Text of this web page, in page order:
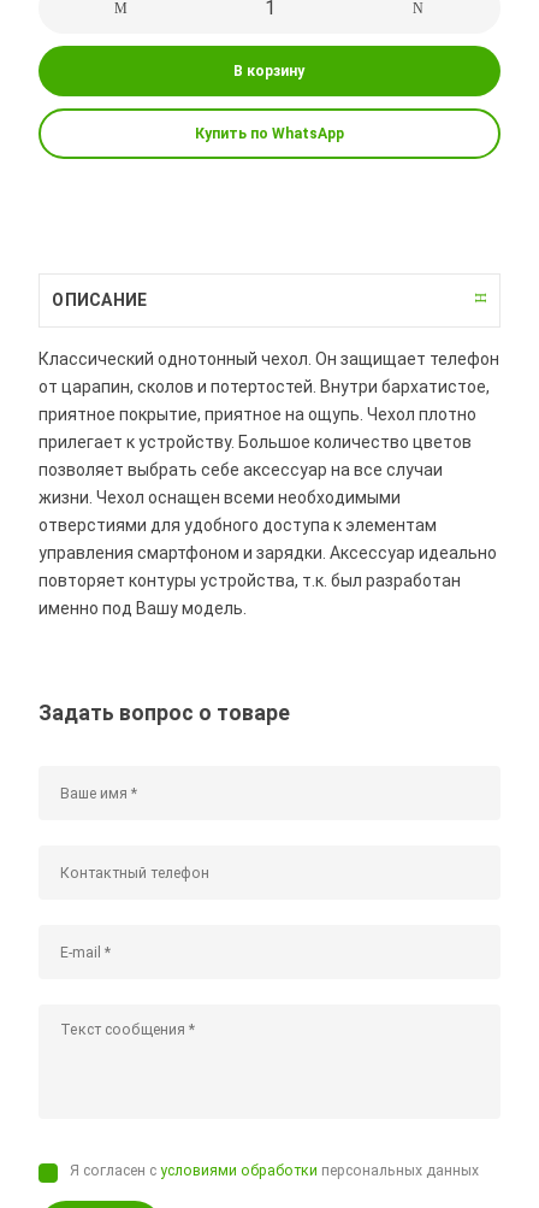
В корзину
Купить по WhatsApp
ОПИСАНИЕ
Классический однотонный чехол. Он защищает телефон
от царапин, сколов и потертостей. Внутри бархатистое,
приятное покрытие, приятное на ощупь. Чехол плотно
прилегает к устройству. Большое количество цветов
позволяет выбрать себе аксессуар на все случаи
жизни. Чехол оснащен всеми необходимыми
отверстиями для удобного доступа к элементам
управления смартфоном и зарядки. Аксессуар идеально
повторяет контуры устройства, т.к. был разработан
именно под Вашу модель.
Задать вопрос о товаре
Я согласен сусловиями обработки персональных данных